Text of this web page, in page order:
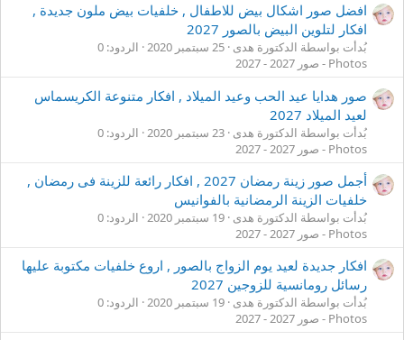
افضل صور اشكال بيض للاطفال , خلفيات بيض ملون جديدة ,
افكار لتلوين البيض بالصور 2027
بُدأت بواسطة الدكتورة هدى 25 سبتمبر 2020
الردود: 0
Photos - صور 2027 - 2027
صور هدايا عيد الحب وعيد الميلاد , افكار متنوعة الكريسماس
لعيد الميلاد 2027
بُدأت بواسطة الدكتورة هدى 23 سبتمبر 2020
الردود: 0
Photos - صور 2027 - 2027
أجمل صور زينة رمضان 2027 , افكار رائعة للزينة فى رمضان ,
خلفيات الزينة الرمضانية بالفوانيس
بُدأت بواسطة الدكتورة هدى 19 سبتمبر 2020
الردود: 0
Photos - صور 2027 - 2027
افكار جديدة لعيد يوم الزواج بالصور , اروع خلفيات مكتوبة عليها
رسائل رومانسية للزوجين 2027
بُدأت بواسطة الدكتورة هدى 19 سبتمبر 2020
الردود: 0
Photos - صور 2027 - 2027